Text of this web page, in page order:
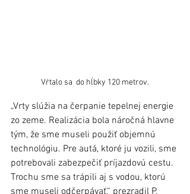
Vŕtalo sa  do hĺbky 120 metrov.
„Vrty slúžia na čerpanie tepelnej energie
zo zeme. Realizácia bola náročná hlavne
tým, že sme museli použiť objemnú
technológiu. Pre autá, ktoré ju vozili, sme
potrebovali zabezpečiť príjazdovú cestu.
Trochu sme sa trápili aj s vodou, ktorú
sme museli odčerpávať,“ prezradil P.